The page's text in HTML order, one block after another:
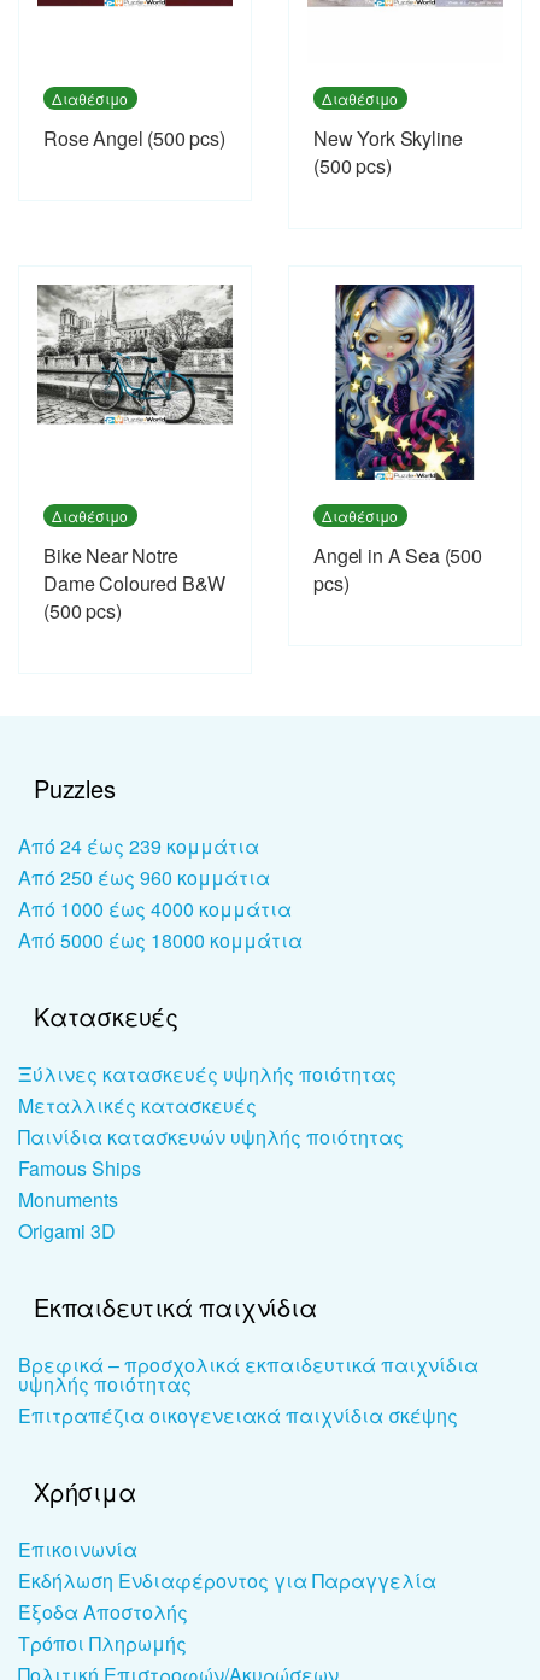
Διαθέσιμο
Rose Angel (500 pcs)
Διαθέσιμο
New York Skyline
(500 pcs)
Διαθέσιμο
Bike Near Notre
Dame Coloured B&W
(500 pcs)
Διαθέσιμο
Angel in A Sea (500
pcs)
Puzzles
Από 24 έως 239 κομμάτια
Από 250 έως 960 κομμάτια
Από 1000 έως 4000 κομμάτια
Από 5000 έως 18000 κομμάτια
Κατασκευές
Ξύλινες κατασκευές υψηλής ποιότητας
Μεταλλικές κατασκευές
Παινίδια κατασκευών υψηλής ποιότητας
Famous Ships
Monuments
Origami 3D
Εκπαιδευτικά παιχνίδια
Βρεφικά – προσχολικά εκπαιδευτικά παιχνίδια
υψηλής ποιότητας
Επιτραπέζια οικογενειακά παιχνίδια σκέψης
Χρήσιμα
Επικοινωνία
Εκδήλωση Ενδιαφέροντος για Παραγγελία
Έξοδα Αποστολής
Τρόποι Πληρωμής
Πολιτική Επιστροφών/Ακυρώσεων